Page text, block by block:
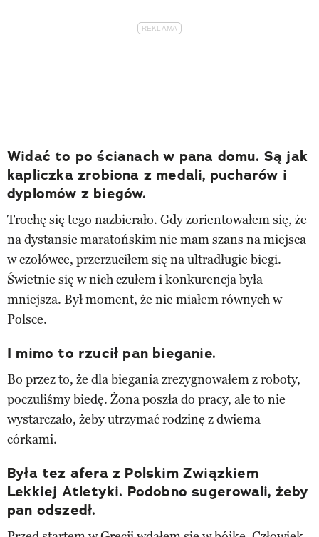
Widać to po ścianach w pana domu. Są jak
kapliczka zrobiona z medali, pucharów i
dyplomów z biegów.
Trochę się tego nazbierało. Gdy zorientowałem się, że
na dystansie maratońskim nie mam szans na miejsca
w czołówce, przerzuciłem się na ultradługie biegi.
Świetnie się w nich czułem i konkurencja była
mniejsza. Był moment, że nie miałem równych w
Polsce.
I mimo to rzucił pan bieganie.
Bo przez to, że dla biegania zrezygnowałem z roboty,
poczuliśmy biedę. Żona poszła do pracy, ale to nie
wystarczało, żeby utrzymać rodzinę z dwiema
córkami.
Była tez afera z Polskim Związkiem
Lekkiej Atletyki. Podobno sugerowali, żeby
pan odszedł.